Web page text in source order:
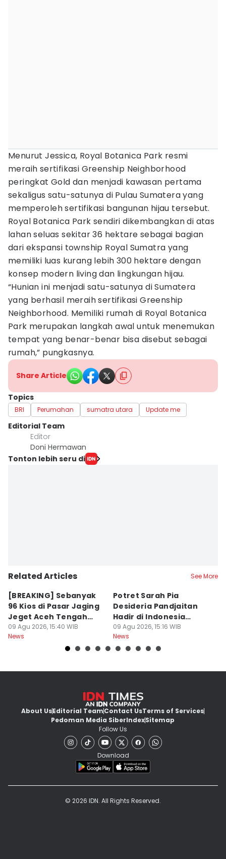
Menurut Jessica, Royal Botanica Park resmi
meraih sertifikasi Greenship Neighborhood
peringkat Gold dan menjadi kawasan pertama
sekaligus satu-satunya di Pulau Sumatera yang
memperoleh sertifikasi bangunan hijau tersebut.
Royal Botanica Park sendiri dikembangkan di atas
lahan seluas sekitar 36 hektare sebagai bagian
dari ekspansi township Royal Sumatra yang
memiliki luas kurang lebih 300 hektare dengan
konsep modern living dan lingkungan hijau.
“Hunian ini menjadi satu-satunya di Sumatera
yang berhasil meraih sertifikasi Greenship
Neighborhood. Memiliki rumah di Royal Botanica
Park merupakan langkah awal untuk menemukan
tempat yang benar-benar bisa disebut sebagai
rumah,” pungkasnya.
Share Article
Topics
BRI Perumahan sumatra utara Update me
Editorial Team
Editor
Doni Hermawan
Tonton lebih seru di
Related Articles See More
[BREAKING] Sebanyak
96 Kios di Pasar Jaging
Jeget Aceh Tengah
Terbakar
09 Agu 2026, 15:40 WIB
News
Potret Sarah Pia
Desideria Pandjaitan
Hadir di Indonesia
Fashion Week 2026
09 Agu 2026, 15:16 WIB
News
About UsEditorial TeamContact UsTerms of Services
Pedoman Media SiberIndexSitemap
Follow Us
Download
© 2026 IDN. All Rights Reserved.